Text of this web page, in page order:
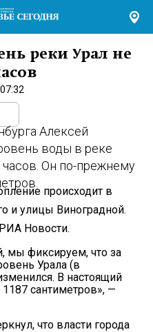
реки Урал не
Алексей
воды в реке
часов. Он по-прежнему
происходит в
и улицы Виноградной.
Новости.
мы фиксируем, что за
Урала (в
В настоящий
сантиметров», —
что власти города